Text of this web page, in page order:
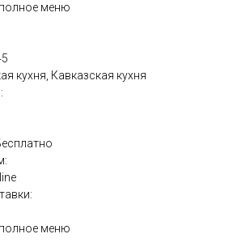
меню
кухня, Кавказская кухня
меню